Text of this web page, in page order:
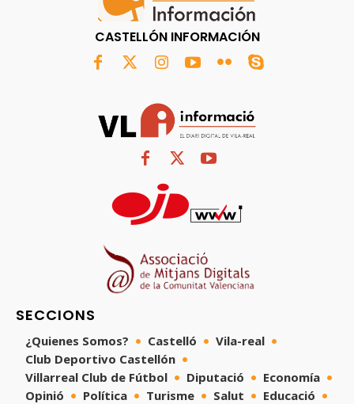
CASTELLÓN INFORMACIÓN
SECCIONS
¿Quienes Somos? Castelló
Vila-real
Club Deportivo Castellón
Villarreal Club de Fútbol
Diputació
Economía
Opinió
Política Turisme Salut
Educació